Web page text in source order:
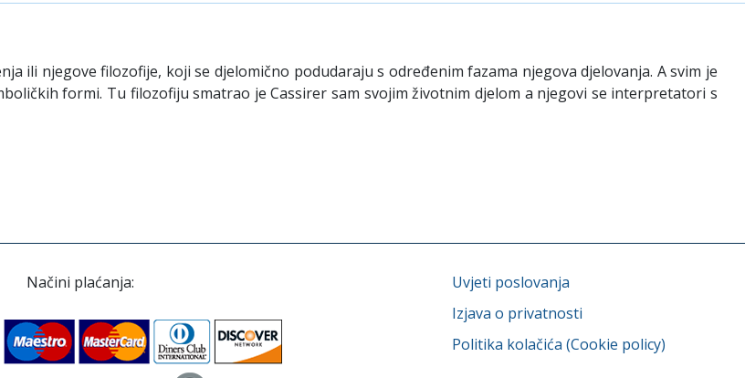
ili njegove filozofije, koji se djelomično podudaraju s određenim fazama njegova djelovanja. A svim je
formi. Tu filozofiju smatrao je Cassirer sam svojim životnim djelom a njegovi se interpretatori s
Načini plaćanja:
Uvjeti poslovanja
Izjava o privatnosti
Politika kolačića (Cookie policy)